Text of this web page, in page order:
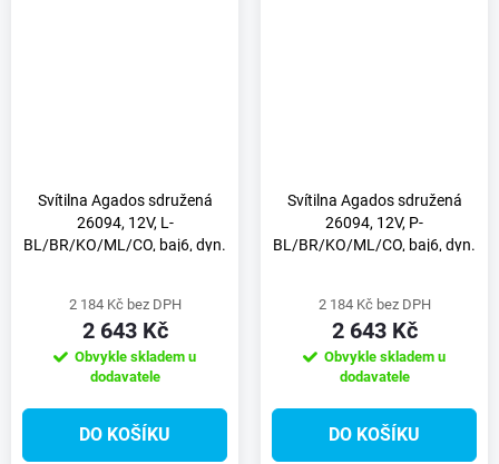
Svítilna Agados sdružená
26094, 12V, L-
BL/BR/KO/ML/CO, baj6, dyn.
2 184 Kč bez DPH
2 643 Kč
Obvykle skladem u
dodavatele
DO KOŠÍKU
Svítilna Agados sdružená
26094, 12V, P-
BL/BR/KO/ML/CO, baj6, dyn.
2 184 Kč bez DPH
2 643 Kč
Obvykle skladem u
dodavatele
DO KOŠÍKU